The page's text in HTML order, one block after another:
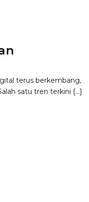
terus berkembang,
satu tren terkini [...]